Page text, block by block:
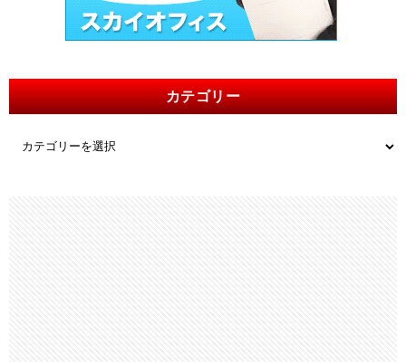
カテゴリー